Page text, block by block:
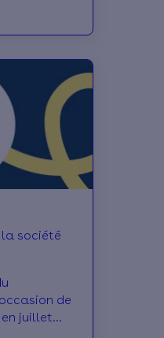
la réaliser
la société
de
juillet